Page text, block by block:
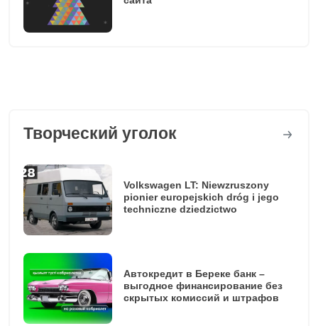
Творческий уголок
Volkswagen LT: Niewzruszony
pionier europejskich dróg i jego
techniczne dziedzictwo
Автокредит в Береке банк –
выгодное финансирование без
скрытых комиссий и штрафов